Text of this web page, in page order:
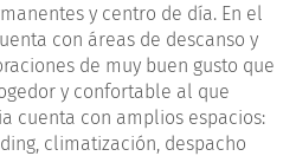
y centro de día. En el
con áreas de descanso y
de muy buen gusto que
y confortable al que
cuenta con amplios espacios:
climatización, despacho